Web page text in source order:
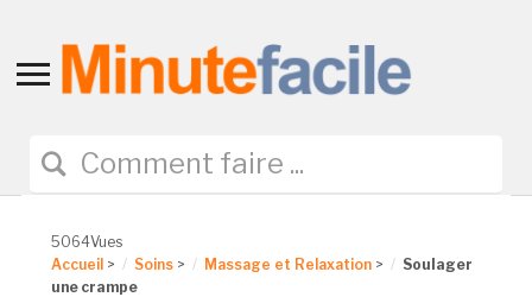
Toggle
navigation
5064Vues
Accueil > Soins > Massage et Relaxation >
Soulager
une crampe